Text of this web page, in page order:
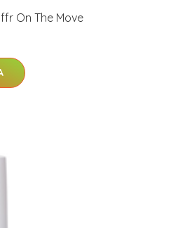
On The Move